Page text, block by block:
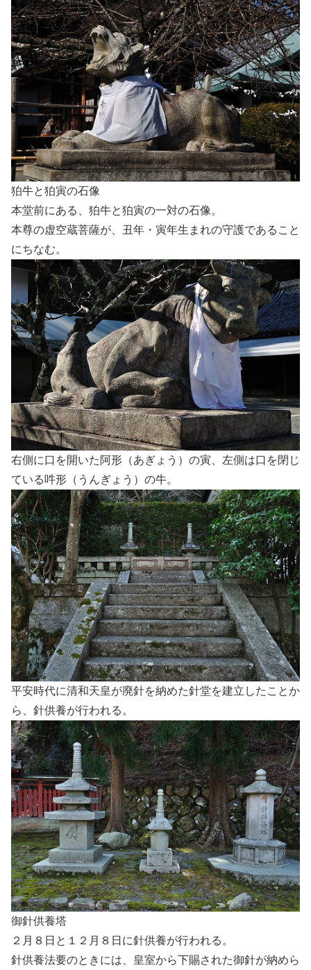
狛牛と狛寅の石像
本堂前にある、狛牛と狛寅の一対の石像。
本尊の虚空蔵菩薩が、丑年・寅年生まれの守護であること
にちなむ。
右側に口を開いた阿形（あぎょう）の寅、左側は口を閉じ
ている吽形（うんぎょう）の牛。
平安時代に清和天皇が廃針を納めた針堂を建立したことか
ら、針供養が行われる。
御針供養塔
２月８日と１２月８日に針供養が行われる。
針供養法要のときには、皇室から下賜された御針が納めら